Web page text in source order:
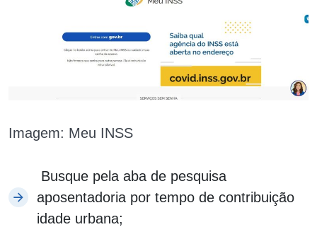
Imagem: Meu INSS
Busque pela aba de pesquisa
aposentadoria por tempo de contribuição
idade urbana;